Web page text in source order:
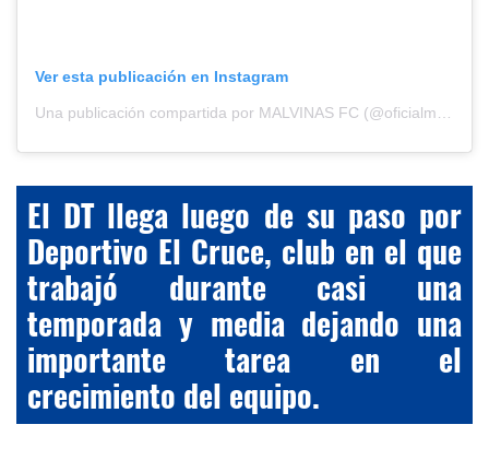
Ver esta publicación en Instagram
Una publicación compartida por MALVINAS FC (@oficialmalvinasfc)
El DT llega luego de su paso por
Deportivo El Cruce, club en el que
trabajó durante casi una
temporada y media dejando una
importante tarea en el
crecimiento del equipo.